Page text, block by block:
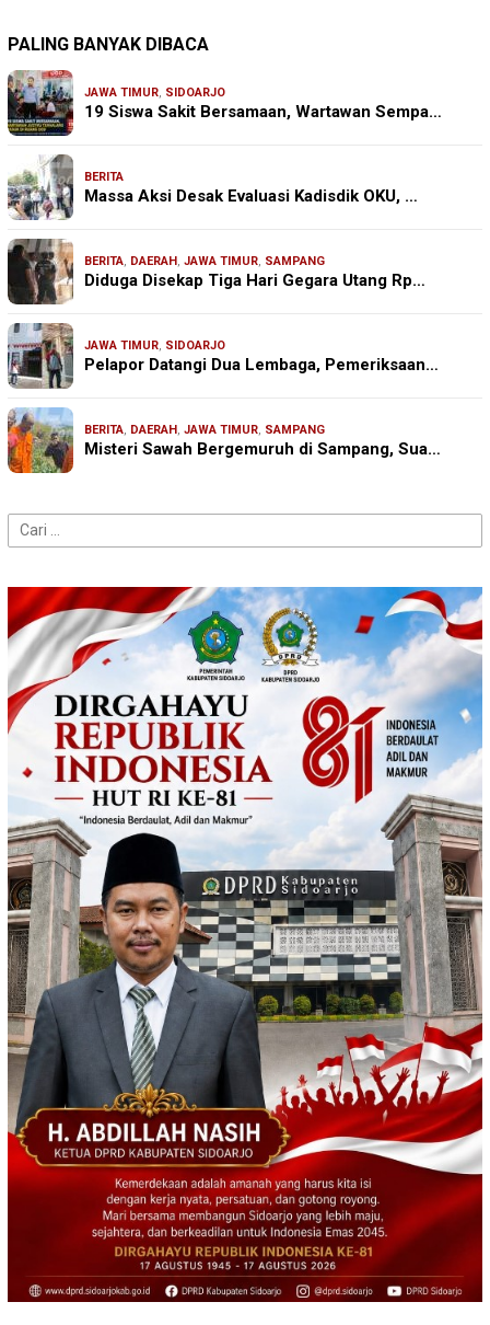
PALING BANYAK DIBACA
JAWA TIMUR, SIDOARJO
19 Siswa Sakit Bersamaan, Wartawan Sempa…
BERITA
Massa Aksi Desak Evaluasi Kadisdik OKU, …
BERITA, DAERAH, JAWA TIMUR, SAMPANG
Diduga Disekap Tiga Hari Gegara Utang Rp…
JAWA TIMUR, SIDOARJO
Pelapor Datangi Dua Lembaga, Pemeriksaan…
BERITA, DAERAH, JAWA TIMUR, SAMPANG
Misteri Sawah Bergemuruh di Sampang, Sua…
Cari
untuk: